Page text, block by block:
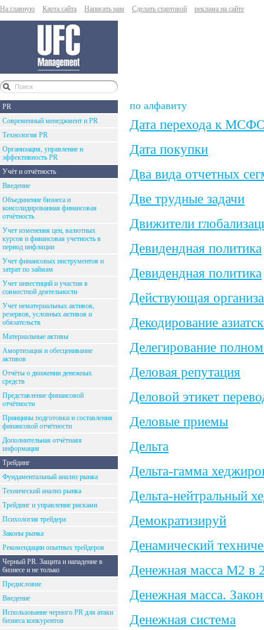
На главную Карта сайта Написать нам Сделать стартовой реклама на сайте
PR
Современный менеджмент и PR
Технология PR
Организация, управление и
эффективность PR
Учёт и отчётность
Введение
Объединение бизнеса и
консолидированная финансовая
отчётность
Учет изменения цен, валютных
курсов и финансовая учетность в
период инфляции
Учет финансовых инструментов и
затрат по займам
Учет инвестиций и участия в
совместной деятельности
Учет нематериальных активов,
резервов, условных активов и
обязательств
Материальные активы
Амортизация и обесценивание
активов
Отчёты о движении денежных
средств
Представление финансовой
отчётности
Принципы подготовки и составления
финансовой отчётности
Дополнительная отчётнаяя
информация
Трейдинг
Фундаментальный анализ рынка
Технический анализ рынка
Трейдинг и управление рисками
Психология трейдера
Законы рынка
Рекомендации опытных трейдеров
Черный PR. Защита и нападение в
бизнесе и не только
Предисловие
Введение
Использование черного PR для атаки
бизнеса конкурентов
по алфавиту
Дата перехода к
Дата покупки
Два вида отчетных
Две трудные задачи
Движители
Девидендная политика
Девидендная политика
Действующая
Декодирование
Делегирование
Деловая репутация
Деловой этикет
Деловые приемы
Дельта
Дельта-гамма
Дельта-нейтральный
Демократизируй
Денамический
Денежная масса М2 в
Денежная масса.
Денежная система